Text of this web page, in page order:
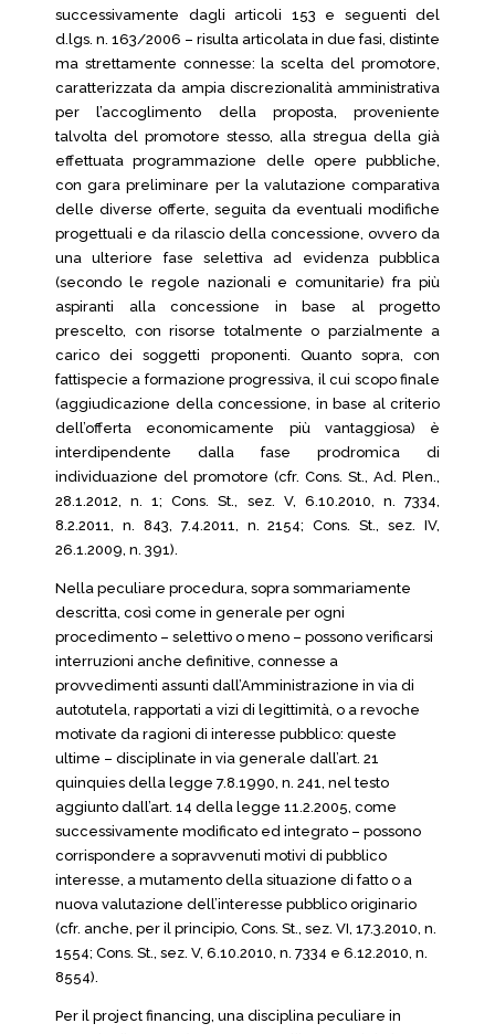
successivamente dagli articoli 153 e seguenti del
d.lgs. n. 163/2006 – risulta articolata in due fasi, distinte
ma strettamente connesse: la scelta del promotore,
caratterizzata da ampia discrezionalità amministrativa
per l’accoglimento della proposta, proveniente
talvolta del promotore stesso, alla stregua della già
effettuata programmazione delle opere pubbliche,
con gara preliminare per la valutazione comparativa
delle diverse offerte, seguita da eventuali modifiche
progettuali e da rilascio della concessione, ovvero da
una ulteriore fase selettiva ad evidenza pubblica
(secondo le regole nazionali e comunitarie) fra più
aspiranti alla concessione in base al progetto
prescelto, con risorse totalmente o parzialmente a
carico dei soggetti proponenti. Quanto sopra, con
fattispecie a formazione progressiva, il cui scopo finale
(aggiudicazione della concessione, in base al criterio
dell’offerta economicamente più vantaggiosa) è
interdipendente dalla fase prodromica di
individuazione del promotore (cfr. Cons. St., Ad. Plen.,
28.1.2012, n. 1; Cons. St., sez. V, 6.10.2010, n. 7334,
8.2.2011, n. 843, 7.4.2011, n. 2154; Cons. St., sez. IV,
26.1.2009, n. 391).
Nella peculiare procedura, sopra sommariamente
descritta, così come in generale per ogni
procedimento – selettivo o meno – possono verificarsi
interruzioni anche definitive, connesse a
provvedimenti assunti dall’Amministrazione in via di
autotutela, rapportati a vizi di legittimità, o a revoche
motivate da ragioni di interesse pubblico: queste
ultime – disciplinate in via generale dall’art. 21
quinquies della legge 7.8.1990, n. 241, nel testo
aggiunto dall’art. 14 della legge 11.2.2005, come
successivamente modificato ed integrato – possono
corrispondere a sopravvenuti motivi di pubblico
interesse, a mutamento della situazione di fatto o a
nuova valutazione dell’interesse pubblico originario
(cfr. anche, per il principio, Cons. St., sez. VI, 17.3.2010, n.
1554; Cons. St., sez. V, 6.10.2010, n. 7334 e 6.12.2010, n.
8554).
Per il project financing, una disciplina peculiare in